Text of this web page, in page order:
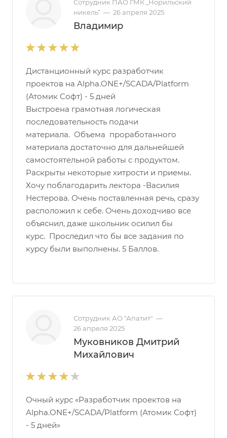
Сотрудник ПАО ГМК „Норильский
никель“ — 26 апреля 2025
Владимир
Дистанционный курс разработчик
проектов на Alpha.ONE+/SCADA/Platform
(Атомик Софт) - 5 дней
Выстроена грамотная логическая
последовательность подачи
материала. Объема проработанного
материала достаточно для дальнейшей
самостоятельной работы с продуктом.
Раскрыты некоторые хитрости и приемы.
Хочу поблагодарить лектора -Василия
Нестерова. Очень поставленная речь, сразу
расположил к себе. Очень доходчиво все
объяснил, даже школьник осилил бы
курс. Проследил что бы все задания по
курсу были выполнены. 5 Баллов.
Сотрудник АО "Апатит" —
26 апреля 2025
Муковников Дмитрий
Михайлович
Очный курс «Разработчик проектов на
Alpha.ONE+/SCADA/Platform (Атомик Софт)
- 5 дней»